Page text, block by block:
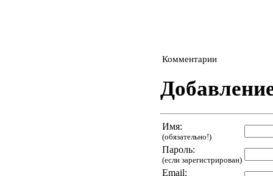
Комментарии
Имя:
(обязательно!)
Пароль:
(если зарегистрирован)
Email: